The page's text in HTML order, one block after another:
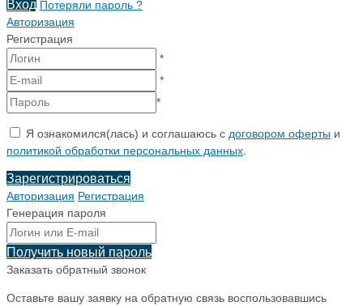
Вход Потеряли пароль ?
Авторизация
Регистрация
*
*
*
Я ознакомился(лась) и соглашаюсь с договором оферты и
политикой обработки персональных данных
Зарегистрироваться
Авторизация Регистрация
Генерация пароля
Получить новый пароль
Заказать обратный звонок
Оставьте вашу заявку на обратную связь воспользовавшись